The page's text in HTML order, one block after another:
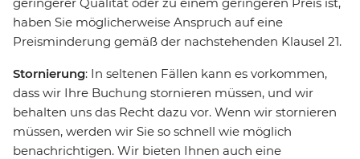
haben Sie möglicherweise Anspruch auf eine
Preisminderung gemäß der nachstehenden Klausel 21.
Stornierung: In seltenen Fällen kann es vorkommen,
dass wir Ihre Buchung stornieren müssen, und wir
behalten uns das Recht dazu vor. Wenn wir stornieren
müssen, werden wir Sie so schnell wie möglich
benachrichtigen. Wir bieten Ihnen auch eine